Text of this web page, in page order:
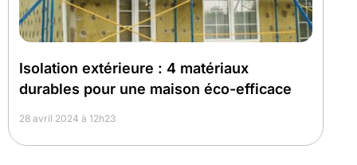
Isolation extérieure : 4 matériaux
durables pour une maison éco-efficace
28 avril 2024 à 12h23